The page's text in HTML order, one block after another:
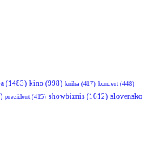
(1483) kino (998) kniha (417) koncert (448)
prezident (415) showbiznis (1612) slovensko